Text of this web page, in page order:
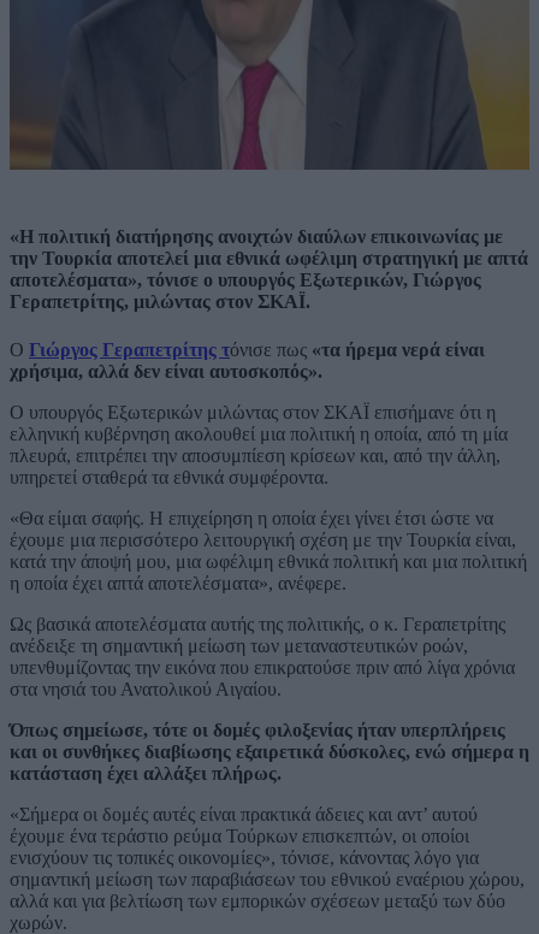
«Η πολιτική διατήρησης ανοιχτών διαύλων επικοινωνίας με
την Τουρκία αποτελεί μια εθνικά ωφέλιμη στρατηγική με απτά
αποτελέσματα», τόνισε ο υπουργός Εξωτερικών, Γιώργος
Γεραπετρίτης, μιλώντας στον ΣΚΑΪ.
Ο Γιώργος Γεραπετρίτης τόνισε πως «τα ήρεμα νερά είναι
χρήσιμα, αλλά δεν είναι αυτοσκοπός».
Ο υπουργός Εξωτερικών μιλώντας στον ΣΚΑΪ επισήμανε ότι η
ελληνική κυβέρνηση ακολουθεί μια πολιτική η οποία, από τη μία
πλευρά, επιτρέπει την αποσυμπίεση κρίσεων και, από την άλλη,
υπηρετεί σταθερά τα εθνικά συμφέροντα.
«Θα είμαι σαφής. Η επιχείρηση η οποία έχει γίνει έτσι ώστε να
έχουμε μια περισσότερο λειτουργική σχέση με την Τουρκία είναι,
κατά την άποψή μου, μια ωφέλιμη εθνικά πολιτική και μια πολιτική
η οποία έχει απτά αποτελέσματα», ανέφερε.
Ως βασικά αποτελέσματα αυτής της πολιτικής, ο κ. Γεραπετρίτης
ανέδειξε τη σημαντική μείωση των μεταναστευτικών ροών,
υπενθυμίζοντας την εικόνα που επικρατούσε πριν από λίγα χρόνια
στα νησιά του Ανατολικού Αιγαίου.
Όπως σημείωσε, τότε οι δομές φιλοξενίας ήταν υπερπλήρεις
και οι συνθήκες διαβίωσης εξαιρετικά δύσκολες, ενώ σήμερα η
κατάσταση έχει αλλάξει πλήρως.
«Σήμερα οι δομές αυτές είναι πρακτικά άδειες και αντ’ αυτού
έχουμε ένα τεράστιο ρεύμα Τούρκων επισκεπτών, οι οποίοι
ενισχύουν τις τοπικές οικονομίες», τόνισε, κάνοντας λόγο για
σημαντική μείωση των παραβιάσεων του εθνικού εναέριου χώρου,
αλλά και για βελτίωση των εμπορικών σχέσεων μεταξύ των δύο
χωρών.